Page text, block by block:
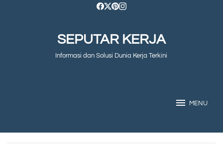
SEPUTAR KERJA
Informasi dan Solusi Dunia Kerja Terkini
MENU